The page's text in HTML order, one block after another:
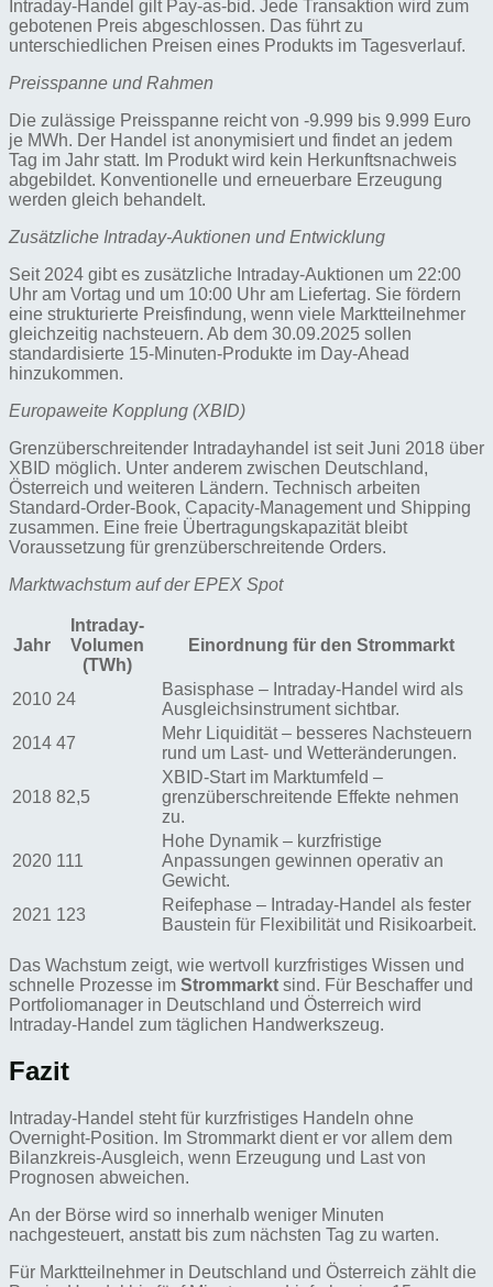
Intraday-Handel gilt Pay-as-bid. Jede Transaktion wird zum
gebotenen Preis abgeschlossen. Das führt zu
unterschiedlichen Preisen eines Produkts im Tagesverlauf.
Preisspanne und Rahmen
Die zulässige Preisspanne reicht von -9.999 bis 9.999 Euro
je MWh. Der Handel ist anonymisiert und findet an jedem
Tag im Jahr statt. Im Produkt wird kein Herkunftsnachweis
abgebildet. Konventionelle und erneuerbare Erzeugung
werden gleich behandelt.
Zusätzliche Intraday-Auktionen und Entwicklung
Seit 2024 gibt es zusätzliche Intraday-Auktionen um 22:00
Uhr am Vortag und um 10:00 Uhr am Liefertag. Sie fördern
eine strukturierte Preisfindung, wenn viele Marktteilnehmer
gleichzeitig nachsteuern. Ab dem 30.09.2025 sollen
standardisierte 15-Minuten-Produkte im Day-Ahead
hinzukommen.
Europaweite Kopplung (XBID)
Grenzüberschreitender Intradayhandel ist seit Juni 2018 über
XBID möglich. Unter anderem zwischen Deutschland,
Österreich und weiteren Ländern. Technisch arbeiten
Standard-Order-Book, Capacity-Management und Shipping
zusammen. Eine freie Übertragungskapazität bleibt
Voraussetzung für grenzüberschreitende Orders.
Marktwachstum auf der EPEX Spot
Jahr
Intraday-
Volumen
(TWh)
Einordnung für den Strommarkt
2010 24
Basisphase – Intraday-Handel wird als
Ausgleichsinstrument sichtbar.
2014 47
Mehr Liquidität – besseres Nachsteuern
rund um Last- und Wetteränderungen.
2018 82,5
XBID-Start im Marktumfeld –
grenzüberschreitende Effekte nehmen
zu.
2020 111
Hohe Dynamik – kurzfristige
Anpassungen gewinnen operativ an
Gewicht.
2021 123
Reifephase – Intraday-Handel als fester
Baustein für Flexibilität und Risikoarbeit.
Das Wachstum zeigt, wie wertvoll kurzfristiges Wissen und
schnelle Prozesse im Strommarkt sind. Für Beschaffer und
Portfoliomanager in Deutschland und Österreich wird
Intraday-Handel zum täglichen Handwerkszeug.
Fazit
Intraday-Handel steht für kurzfristiges Handeln ohne
Overnight-Position. Im Strommarkt dient er vor allem dem
Bilanzkreis-Ausgleich, wenn Erzeugung und Last von
Prognosen abweichen.
An der Börse wird so innerhalb weniger Minuten
nachgesteuert, anstatt bis zum nächsten Tag zu warten.
Für Marktteilnehmer in Deutschland und Österreich zählt die